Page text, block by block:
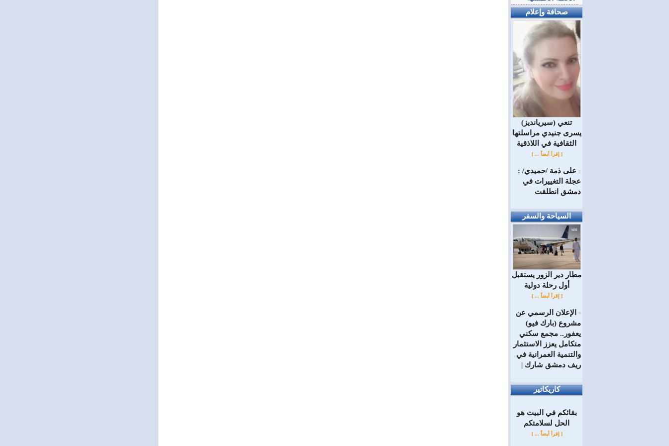
صحافة وإعلام
(سيريانديز) تنعي
يسرى جنيدي مراسلتها
الثقافية في اللاذقية
[ إقرأ أيضاً ... ]
= على ذمة /حميدي/ :
عجلة التغييرات في
دمشق انطلقت
السياحة والسفر
مطار دير الزور يستقبل
أول رحلة دولية
[ إقرأ أيضاً ... ]
=
الإعلان الرسمي عن
مشروع (بارك فيو)
يعفور.. مجمع سكني
متكامل يعزز الاستثمار
والتنمية العمرانية في
ريف دمشق شارك |
كاريكاتير
بقائكم في البيت هو
الحل لسلامتكم
[ إقرأ أيضاً ... ]